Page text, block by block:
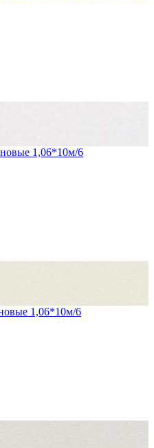
1,06*10м/6
1,06*10м/6